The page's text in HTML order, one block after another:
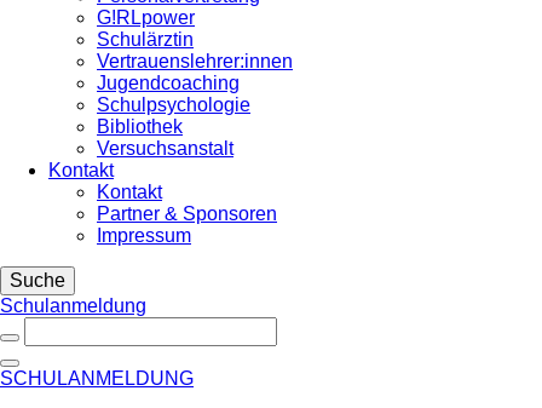
G!RLpower
Schulärztin
Vertrauenslehrer:innen
Jugendcoaching
Schulpsychologie
Bibliothek
Versuchsanstalt
Kontakt
Kontakt
Partner & Sponsoren
Impressum
Suche
Schulanmeldung
SCHULANMELDUNG